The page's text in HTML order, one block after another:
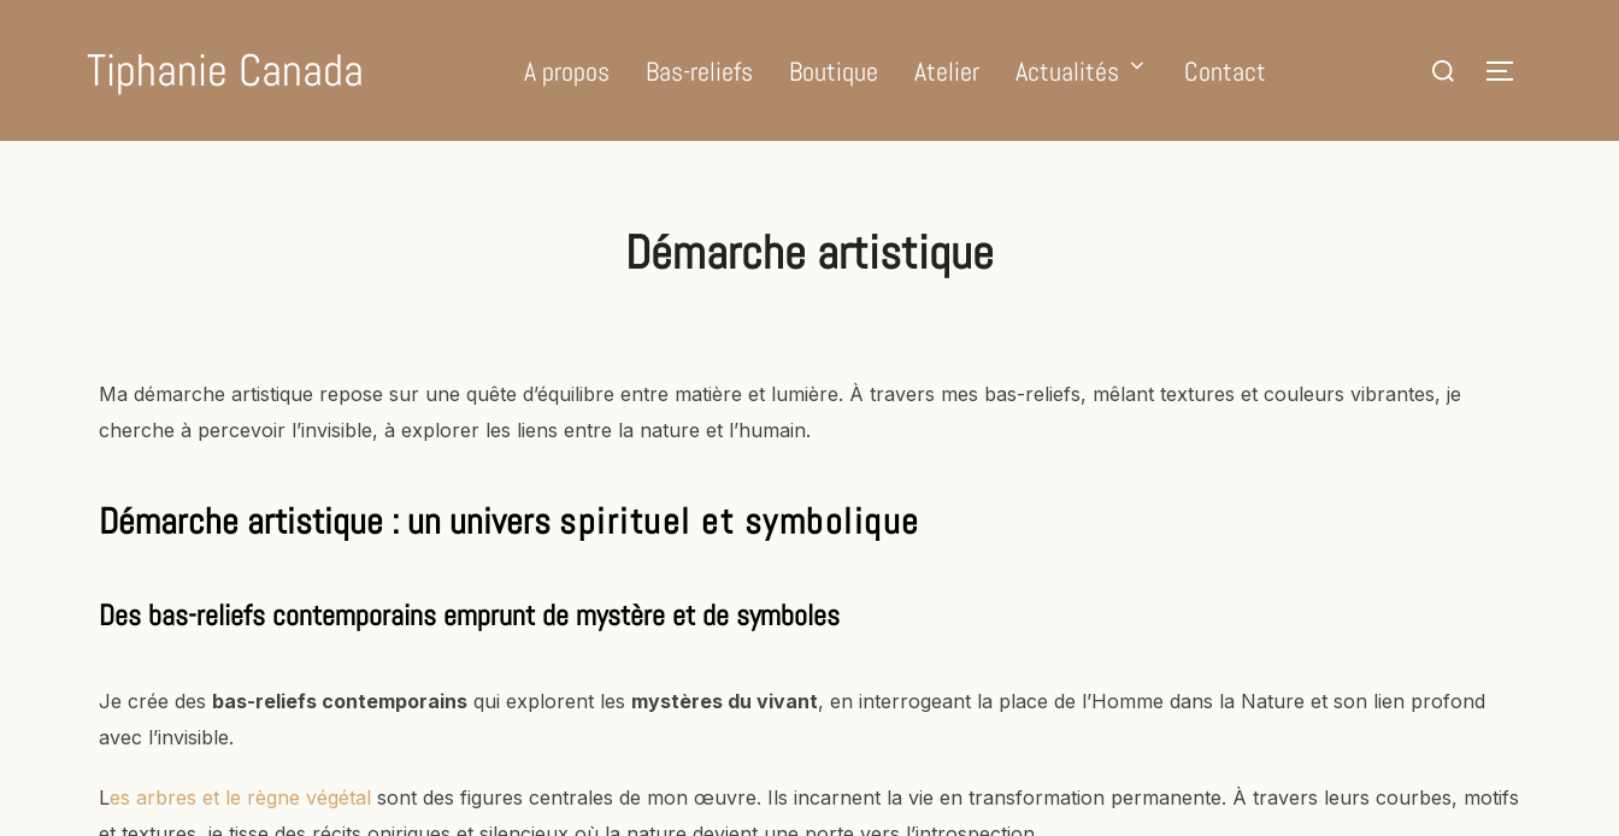
Tiphanie Canada A propos Bas-reliefs Boutique Atelier Actualités Contact
Démarche artistique
Ma démarche artistique repose sur une quête d’équilibre entre matière et lumière. À travers mes bas-reliefs, mêlant textures et couleurs vibrantes, je
cherche à percevoir l’invisible, à explorer les liens entre la nature et l’humain.
Démarche artistique : un univers spirituel et symbolique
Des bas-reliefs contemporains emprunt de mystère et de symboles
Je crée des bas-reliefs contemporains qui explorent les mystères du vivant, en interrogeant la place de l’Homme dans la Nature et son lien profond
avec l’invisible.
Les arbres et le règne végétal sont des figures centrales de mon œuvre. Ils incarnent la vie en transformation permanente. À travers leurs courbes, motifs